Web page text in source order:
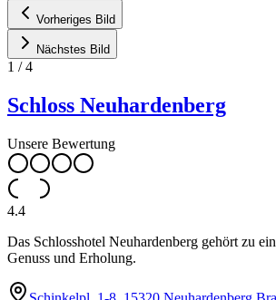
Vorheriges Bild
Nächstes Bild
1 /4
Schloss Neuhardenberg
Unsere Bewertung
4.4
Das Schlosshotel Neuhardenberg gehört zu
Genuss und Erholung.